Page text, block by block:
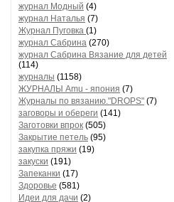
журнал Модный (4)
журнал Наталья (7)
Журнал Пуговка (1)
журнал Сабрина (270)
журнал Сабрина Вязание для детей
(114)
журналы (1158)
ЖУРНАЛЫ Amu - япония (7)
Журналы по вязанию."DROPS" (7)
заговоры и обереги (141)
Заготовки впрок (505)
Закрытие петель (95)
закупка пряжи (19)
закуски (191)
Запеканки (17)
Здоровье (581)
Идеи для дачи (2)